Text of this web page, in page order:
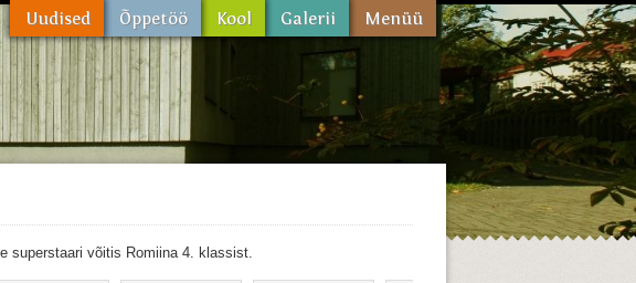
superstaari võitis Romiina 4. klassist.